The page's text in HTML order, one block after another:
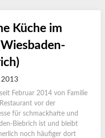
Küche im
2013
Februar 2014 von Familie
vor der
für schmackhafte und
Biebrich ist und bleibt
noch häufiger dort